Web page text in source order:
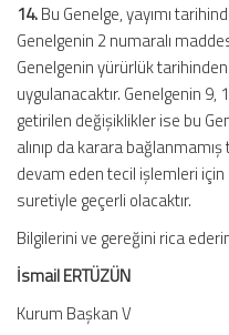
14.Bu Genelge, yayımı
Genelgenin 2 numaralı
Genelgenin yürürlük
uygulanacaktır. Genelgenin 9,
getirilen değişiklikler ise bu
alınıp da karara
devam eden tecil işlemleri
suretiyle geçerli olacaktır.
Bilgilerini ve gereğini rica
İsmail ERTÜZÜN
Kurum Başkan V